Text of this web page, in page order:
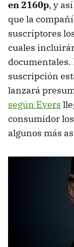
en 2160p, y
que la
suscriptores
cuales
suscripción
lanzará
según Evers
consumidor
algunos más